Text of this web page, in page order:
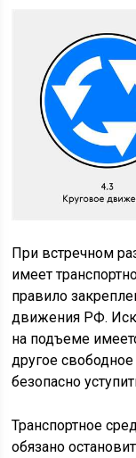
При встречном
имеет
правило
движения РФ.
на подъеме
другое
безопасно
Транспортное
обязано